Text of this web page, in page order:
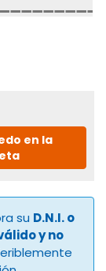
en la
su D.N.I. o
y no